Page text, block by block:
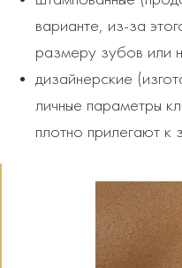
варианте, из-за
размеру зубов или
дизайнерские
личные параметры
плотно прилегают к